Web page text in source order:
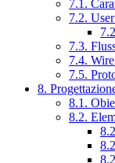
7.1.
7.2.
7.3.
7.4.
7.5.
8.
8.1.
8.2.